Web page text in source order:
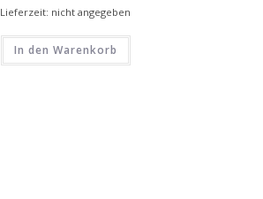
Lieferzeit: nicht angegeben
In den Warenkorb